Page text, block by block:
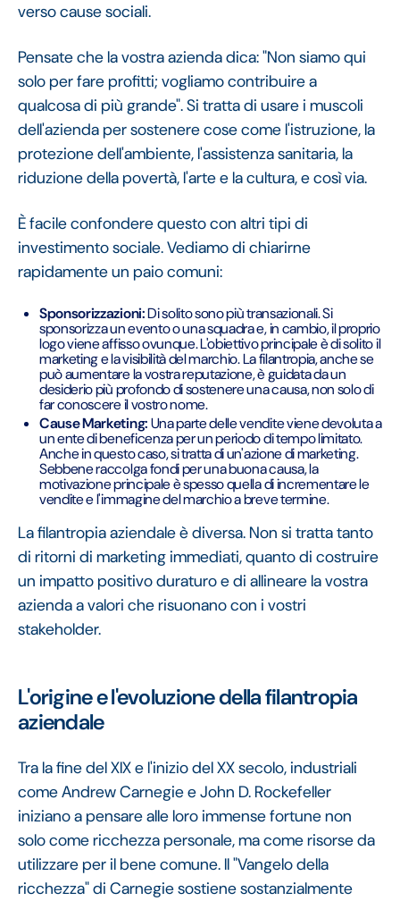
verso cause sociali.
Pensate che la vostra azienda dica: "Non siamo qui
solo per fare profitti; vogliamo contribuire a
qualcosa di più grande". Si tratta di usare i muscoli
dell'azienda per sostenere cose come l'istruzione, la
protezione dell'ambiente, l'assistenza sanitaria, la
riduzione della povertà, l'arte e la cultura, e così via.
È facile confondere questo con altri tipi di
investimento sociale. Vediamo di chiarirne
rapidamente un paio comuni:
Sponsorizzazioni:Di solito sono più transazionali. Si
sponsorizza un evento o una squadra e, in cambio, il proprio
logo viene affisso ovunque. L'obiettivo principale è di solito il
marketing e la visibilità del marchio. La filantropia, anche se
può aumentare la vostra reputazione, è guidata da un
desiderio più profondo di sostenere una causa, non solo di
far conoscere il vostro nome.
Cause Marketing:Una parte delle vendite viene devoluta a
un ente di beneficenza per un periodo di tempo limitato.
Anche in questo caso, si tratta di un'azione di marketing.
Sebbene raccolga fondi per una buona causa, la
motivazione principale è spesso quella di incrementare le
vendite e l'immagine del marchio a breve termine.
La filantropia aziendale è diversa. Non si tratta tanto
di ritorni di marketing immediati, quanto di costruire
un impatto positivo duraturo e di allineare la vostra
azienda a valori che risuonano con i vostri
stakeholder.
L'origine e l'evoluzione della filantropia
aziendale
Tra la fine del XIX e l'inizio del XX secolo, industriali
come Andrew Carnegie e John D. Rockefeller
iniziano a pensare alle loro immense fortune non
solo come ricchezza personale, ma come risorse da
utilizzare per il bene comune. Il "Vangelo della
ricchezza" di Carnegie sostiene sostanzialmente